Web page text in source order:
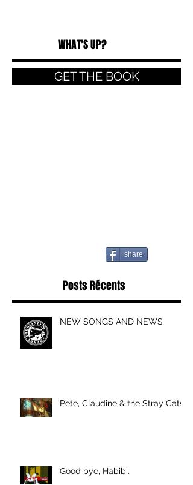
WHAT'S UP?
GET THE BOOK
share
Posts Récents
NEW SONGS AND NEWS
Pete, Claudine & the Stray Cats
Good bye, Habibi.